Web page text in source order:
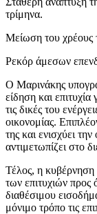
τρίμηνα.
Μείωση του
Ρεκόρ άμεσων
Ο Μαρινάκης
είδηση και
τις δικές του
οικονομίας.
της και ενισχύει
αντιμετωπίζει στο
Τέλος, η
των επιτυχιών
διαθέσιμου
μόνιμο τρόπο τις